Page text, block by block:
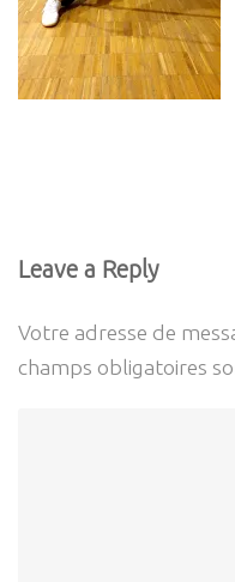
FACEBOOK
INSTAGRAM
Leave a Reply
Votre adresse de
champs obligatoires